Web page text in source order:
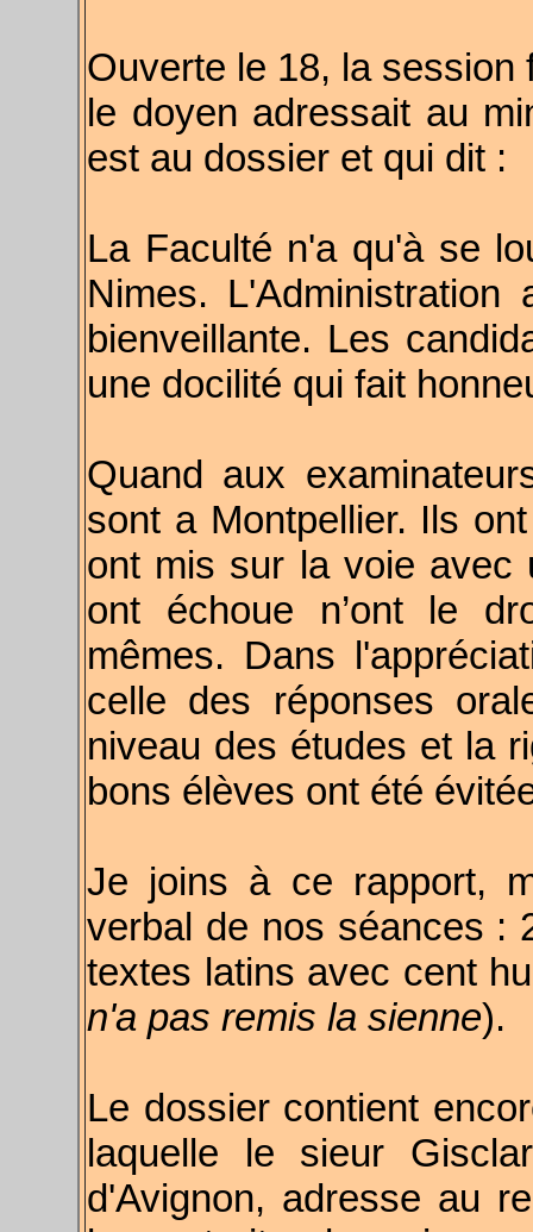
Ouverte le 18, la session
le doyen adressait au
est au dossier et qui dit :
La Faculté n'a qu'à se
Nimes. L'Administration
bienveillante. Les
une docilité qui fait
Quand aux
sont a Montpellier. Ils
ont mis sur la voie avec
ont échoue n’ont le
mêmes. Dans
celle des réponses
niveau des études et la
bons élèves ont été
Je joins à ce rapport,
verbal de nos séances :
textes latins avec cent
n'a pas remis la sienne).
Le dossier contient
laquelle le sieur
d'Avignon, adresse au